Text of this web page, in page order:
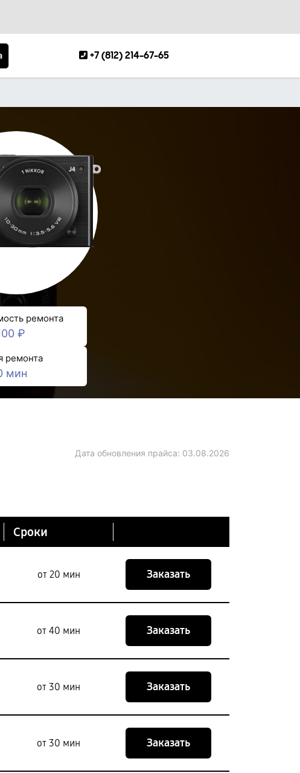
+7 (812) 214-67-65
ремонта
₽
ремонта
мин
Дата обновления прайса: 03.08.2026
Сроки
от 20 мин Заказать
от 40 мин Заказать
от 30 мин Заказать
от 30 мин Заказать